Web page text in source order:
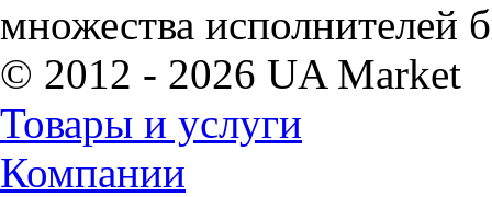
множества исполнителей
© 2012 - 2026 UA Market
Товары и услуги
Компании